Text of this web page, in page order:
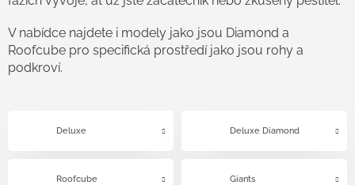
V nabídce najdete i modely jako jsou Diamond a
Roofcube pro specifická prostředí jako jsou rohy a
podkroví.
Deluxe Deluxe Diamond
Roofcube Giants